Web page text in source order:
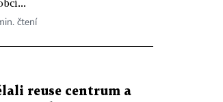
čtení
reuse centrum a